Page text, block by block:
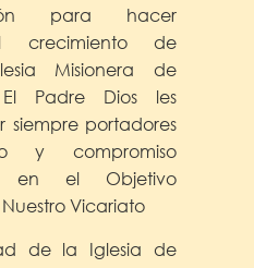
para hacer
crecimiento de
Misionera de
Padre Dios les
siempre portadores
y compromiso
en el Objetivo
Vicariato
de la Iglesia de